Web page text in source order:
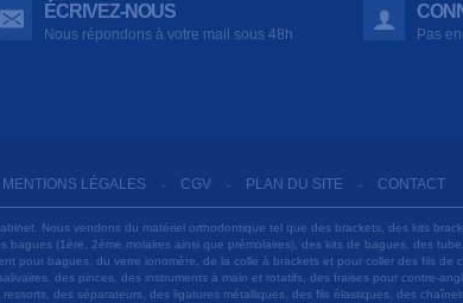
ÉCRIVEZ-NOUS
Nous répondons à votre mail sous 48h Pas
MENTIONS LÉGALES - CGV - PLAN DU SITE - CONTACT
Nous vendons du matériel orthodontique tel que des brackets, des kits
(1ère, 2ème molaires ainsi que prémolaires), des kits de bagues, des
pour bagues, du verre ionomère, de la colle à brackets et pour coller des fils
des pinces, des instruments à main et rotatifs, des fraises pour contre-
des séparateurs, des ligatures métalliques, des fils élastiques, des